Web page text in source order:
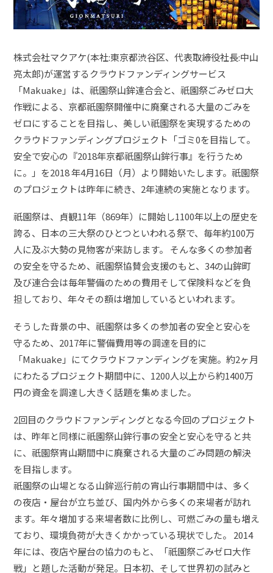
株式会社マクアケ(本社:東京都渋谷区、代表取締役社長:中山
亮太郎)が運営するクラウドファンディングサービス
「Makuake」は、祇園祭山鉾連合会と、祇園祭ごみゼロ大
作戦による、京都祇園祭開催中に廃棄される大量のごみを
ゼロにすることを目指し、美しい祇園祭を実現するための
クラウドファンディングプロジェクト「ゴミ0を目指して。
安全で安心の『2018年京都祇園祭山鉾行事』を行うため
に。」を2018 年4月16日（月）より開始いたします。祇園祭
のプロジェクトは昨年に続き、2年連続の実施となります。
祇園祭は、貞観11年（869年）に開始し1100年以上の歴史を
誇る、日本の三大祭のひとつといわれる祭で、毎年約100万
人に及ぶ大勢の見物客が来訪します。 そんな多くの参加者
の安全を守るため、祇園祭協賛会支援のもと、34の山鉾町
及び連合会は毎年警備のための費用そして保険料などを負
担しており、年々その額は増加しているといわれます。
そうした背景の中、祇園祭は多くの参加者の安全と安心を
守るため、2017年に警備費用等の調達を目的に
「Makuake」にてクラウドファンディングを実施。約2ヶ月
にわたるプロジェクト期間中に、1200人以上から約1400万
円の資金を調達し大きく話題を集めました。
2回目のクラウドファンディングとなる今回のプロジェクト
は、昨年と同様に祇園祭山鉾行事の安全と安心を守ると共
に、祇園祭宵山期間中に廃棄される大量のごみ問題の解決
を目指します。
祇園祭の山場となる山鉾巡行前の宵山行事期間中は、多く
の夜店・屋台が立ち並び、国内外から多くの来場者が訪れ
ます。年々増加する来場者数に比例し、可燃ごみの量も増え
ており、環境負荷が大きくかかっている現状でした。 2014
年には、夜店や屋台の協力のもと、「祇園祭ごみゼロ大作
戦」と題した活動が発足。日本初、そして世界初の試みと